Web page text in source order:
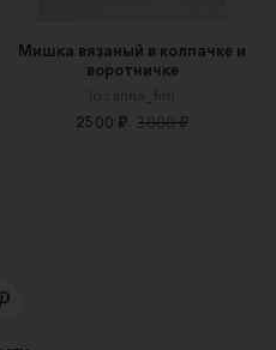
Мишка вязаный в колпачке и
воротничке
losanna_hm
2500 ₽ 3000 ₽